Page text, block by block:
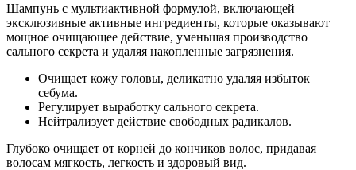
Шампунь с мультиактивной формулой, включающей
эксклюзивные активные ингредиенты, которые оказывают
мощное очищающее действие, уменьшая производство
сального секрета и удаляя накопленные загрязнения.
Очищает кожу головы, деликатно удаляя избыток
себума.
Регулирует выработку сального секрета.
Нейтрализует действие свободных радикалов.
Глубоко очищает от корней до кончиков волос, придавая
волосам мягкость, легкость и здоровый вид.